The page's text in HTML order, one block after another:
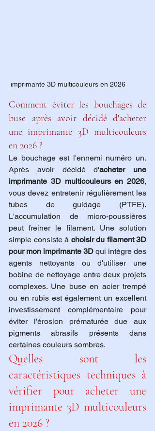
imprimante 3D multicouleurs en 2026
Comment éviter les bouchages de
buse après avoir décidé d'acheter
une imprimante 3D multicouleurs
en 2026 ?
Le bouchage est l'ennemi numéro un.
Après avoir décidé d'acheter une
imprimante 3D multicouleurs en 2026,
vous devez entretenir régulièrement les
tubes de guidage (PTFE).
L'accumulation de micro-poussières
peut freiner le filament. Une solution
simple consiste à choisir du filament 3D
pour mon imprimante 3D qui intègre des
agents nettoyants ou d'utiliser une
bobine de nettoyage entre deux projets
complexes. Une buse en acier trempé
ou en rubis est également un excellent
investissement complémentaire pour
éviter l'érosion prématurée due aux
pigments abrasifs présents dans
certaines couleurs sombres.
Quelles sont les
caractéristiques techniques à
vérifier pour acheter une
imprimante 3D multicouleurs
en 2026 ?